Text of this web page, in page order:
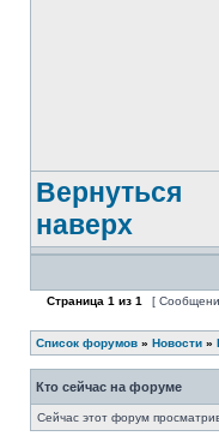
Вернуться
наверх
Страница 1 из 1 [
Список форумов » Новости »
Кто сейчас на форуме
Сейчас этот форум